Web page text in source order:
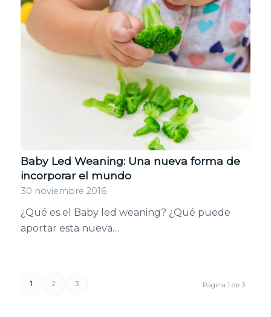
Baby Led Weaning: Una nueva forma de
incorporar el mundo
30 noviembre 2016
¿Qué es el Baby led weaning? ¿Qué puede
aportar esta nueva…
Página 1 de 3
1 2 3